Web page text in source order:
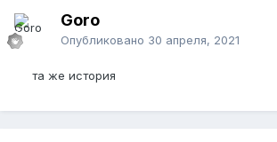
Goro
Опубликовано 30 апреля, 2021
та же история